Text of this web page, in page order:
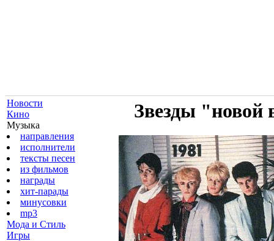
Новости
Кино
Музыка
направления
исполнители
тексты песен
из фильмов
награды
хит-парады
минусовки
mp3
Мода и Стиль
Игры
Звезды